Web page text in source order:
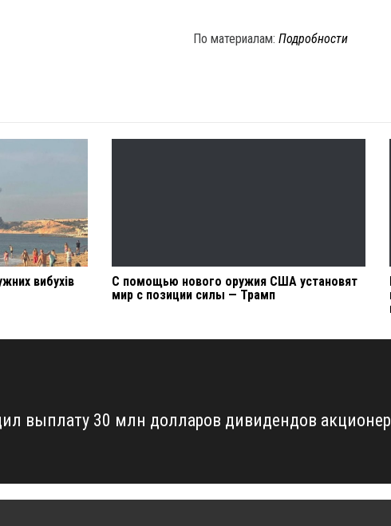
По материалам:Подробности
вибухів
С помощью нового оружия США установят
мир с позиции силы — Трамп
выплату 30 млн долларов дивидендов